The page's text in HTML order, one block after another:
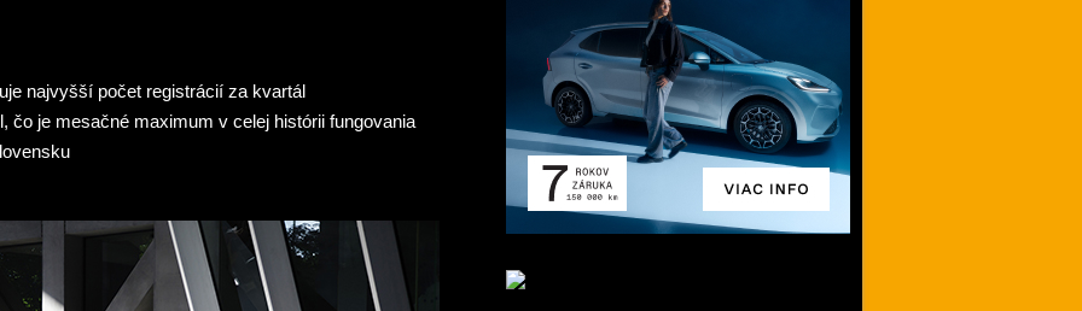
najvyšší počet registrácií za kvartál
čo je mesačné maximum v celej histórii fungovania